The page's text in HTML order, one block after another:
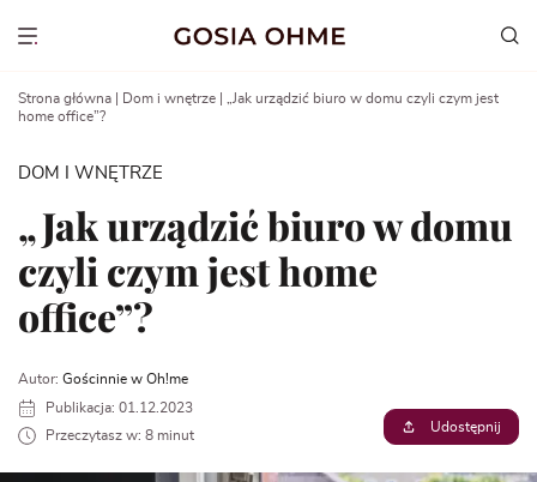
Show menu
Strona główna Dom i wnętrze
„Jak urządzić biuro w domu czyli czym jest
home office”?
DOM I WNĘTRZE
„Jak urządzić biuro w domu
czyli czym jest home
office”?
Autor: Gościnnie w Oh!me
Publikacja: 01.12.2023
Przeczytasz w: 8 minut
Udostępnij